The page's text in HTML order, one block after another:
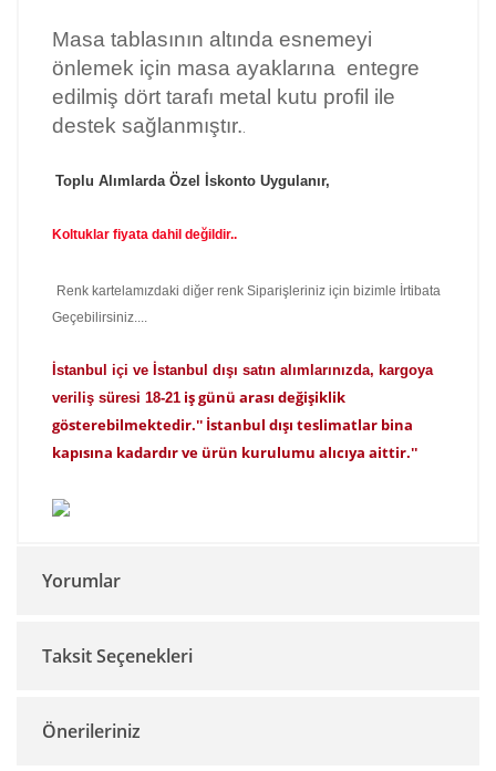
Masa tablasının altında esnemeyi
önlemek için masa ayaklarına entegre
edilmiş dört tarafı metal kutu profil ile
destek sağlanmıştır..
Toplu Alımlarda Özel İskonto Uygulanır,
Koltuklar fiyata dahil değildir..
Renk kartelamızdaki diğer renk Siparişleriniz için bizimle İrtibata
Geçebilirsiniz....
İstanbul içi ve İstanbul dışı satın alımlarınızda, kargoya
veriliş süresi 18-21 iş günü arası değişiklik
gösterebilmektedir.'' İstanbul dışı teslimatlar bina
kapısına kadardır ve ürün kurulumu alıcıya aittir.''
Yorumlar
Bu ürüne ilk yorumu siz yapın!
Taksit Seçenekleri
Önerileriniz